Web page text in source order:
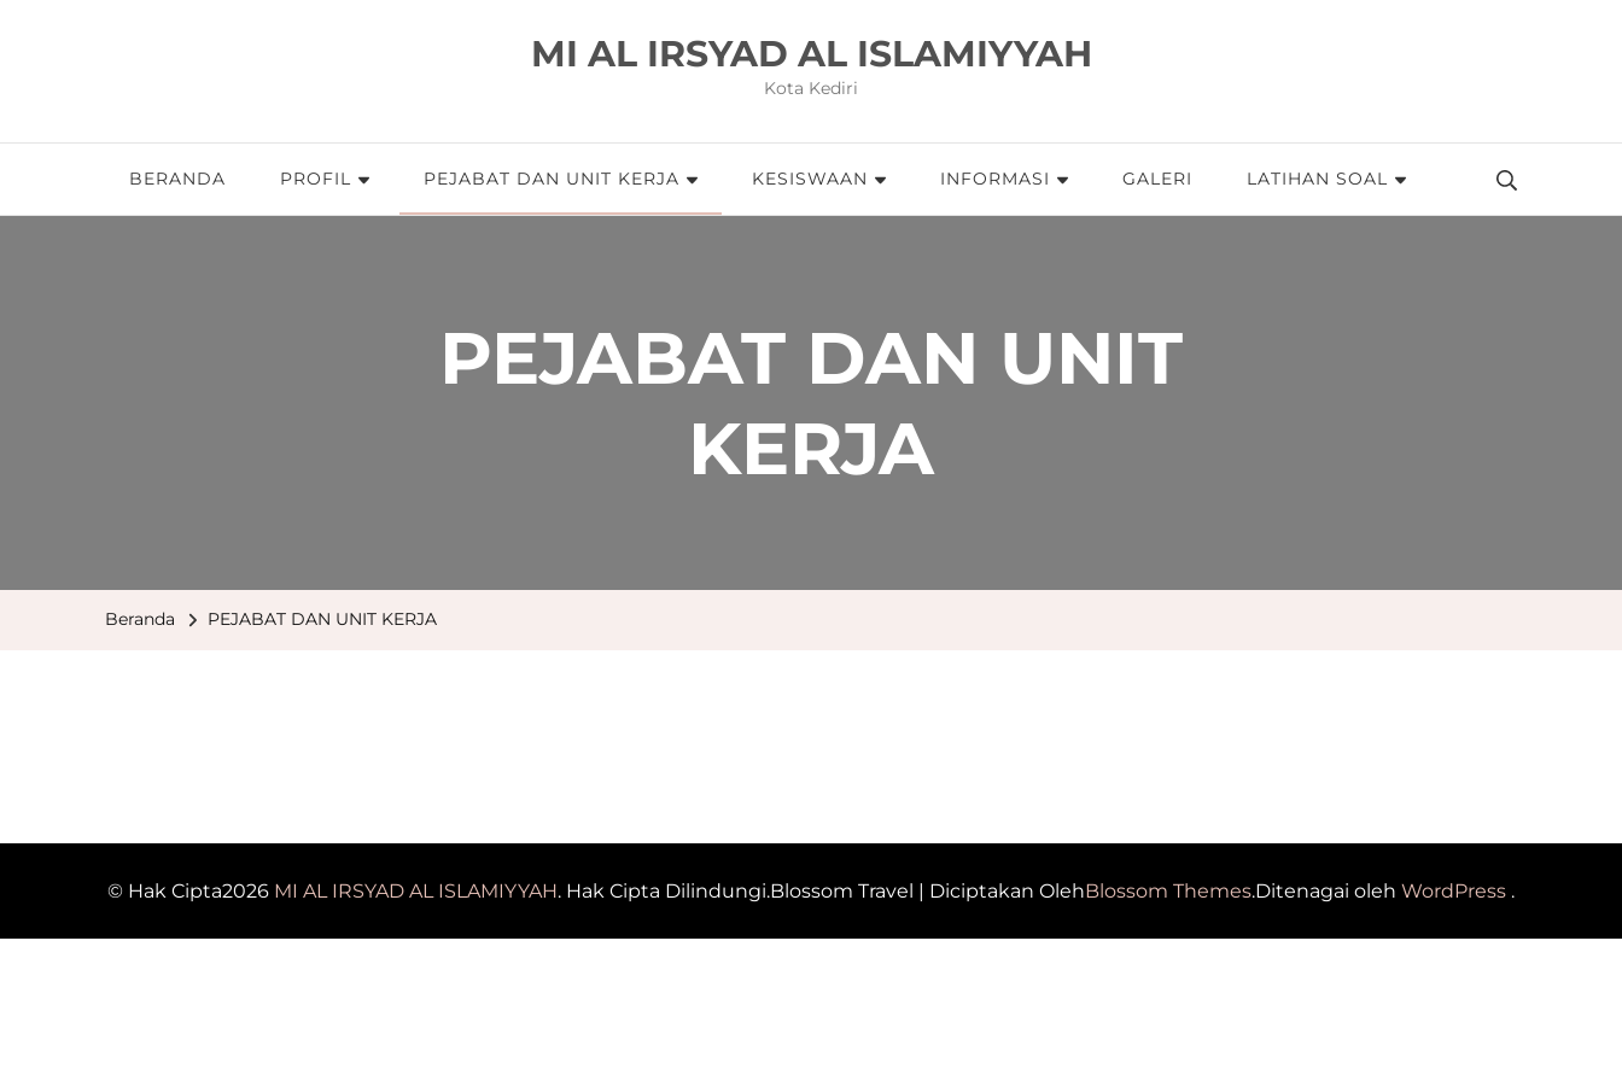
MI AL IRSYAD AL ISLAMIYYAH
Kota Kediri
BERANDA PROFIL PEJABAT DAN UNIT KERJA KESISWAAN INFORMASI GALERI LATIHAN SOAL
PEJABAT DAN UNIT
KERJA
Beranda PEJABAT DAN UNIT KERJA
© Hak Cipta2026 MI AL IRSYAD AL ISLAMIYYAH. Hak Cipta Dilindungi.Blossom Travel | Diciptakan OlehBlossom Themes.Ditenagai oleh WordPress .